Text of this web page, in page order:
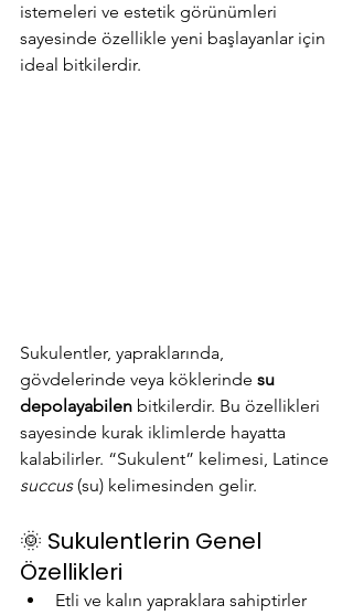
istemeleri ve estetik görünümleri
sayesinde özellikle yeni başlayanlar için
ideal bitkilerdir.
Sukulentler, yapraklarında,
gövdelerinde veya köklerinde su
depolayabilen bitkilerdir. Bu özellikleri
sayesinde kurak iklimlerde hayatta
kalabilirler. “Sukulent” kelimesi, Latince
succus (su) kelimesinden gelir.
🌞 Sukulentlerin Genel
Özellikleri
Etli ve kalın yapraklara sahiptirler